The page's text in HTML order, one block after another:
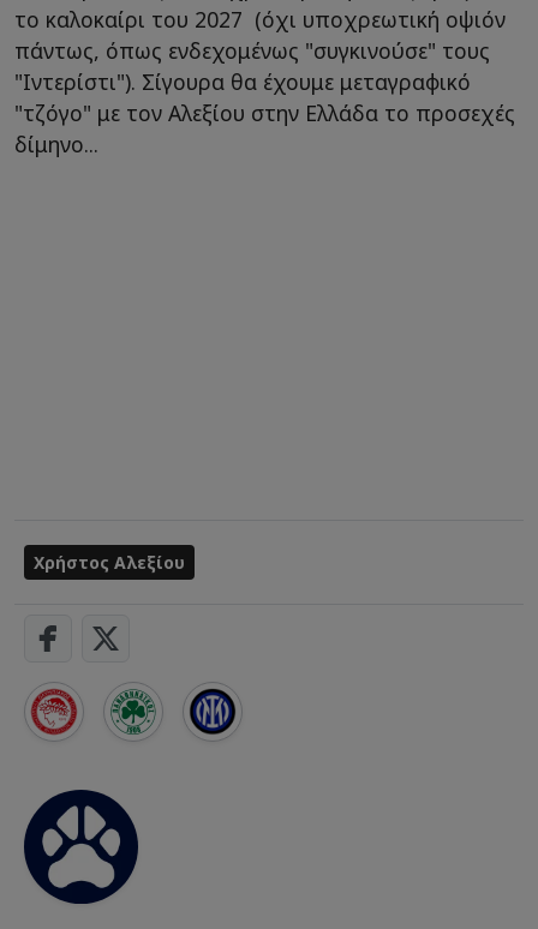
το καλοκαίρι του 2027 (όχι υποχρεωτική οψιόν
πάντως, όπως ενδεχομένως "συγκινούσε" τους
"Ιντερίστι"). Σίγουρα θα έχουμε μεταγραφικό
"τζόγο" με τον Αλεξίου στην Ελλάδα το προσεχές
δίμηνο...
Χρήστος Αλεξίου